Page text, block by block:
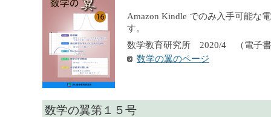
Amazon Kindle でのみ入手可能な
す。
数学教育研究所 2020/4 （電子
数学の翼のページ
数学の翼第１５号